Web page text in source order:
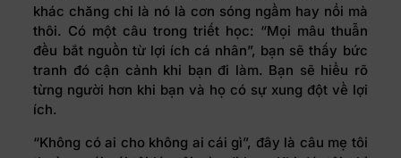
khác chăng chỉ là nó là cơn sóng ngầm hay nổi mà
thôi. Có một câu trong triết học: “Mọi mâu thuẫn
đều bắt nguồn từ lợi ích cá nhân”, bạn sẽ thấy bức
tranh đó cận cảnh khi bạn đi làm. Bạn sẽ hiểu rõ
từng người hơn khi bạn và họ có sự xung đột về lợi
ích.
“Không có ai cho không ai cái gì”, đây là câu mẹ tôi